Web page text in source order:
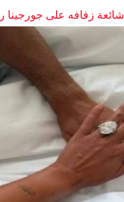
زفافه على جورجينا